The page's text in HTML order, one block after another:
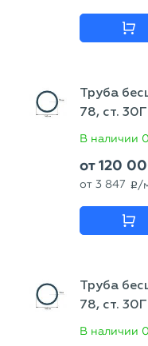
Труба
78, ст.
В наличии
от120
от 3 847 p /
Труба
78, ст.
В наличии